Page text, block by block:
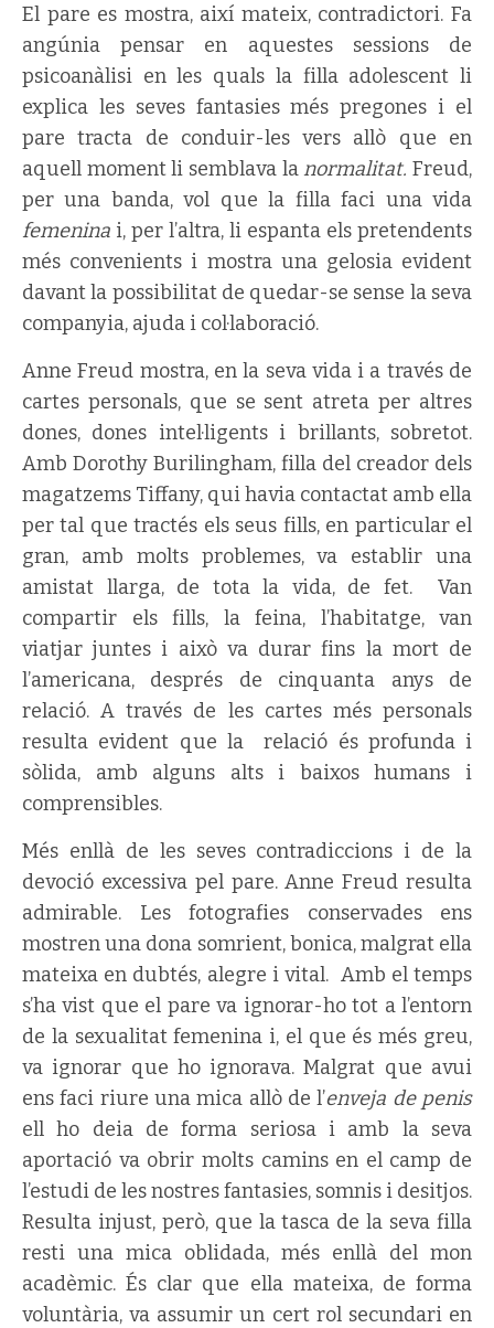
El pare es mostra, així mateix, contradictori. Fa
angúnia pensar en aquestes sessions de
psicoanàlisi en les quals la filla adolescent li
explica les seves fantasies més pregones i el
pare tracta de conduir-les vers allò que en
aquell moment li semblava lanormalitat.Freud,
per una banda, vol que la filla faci una vida
femenina i, per l’altra, li espanta els pretendents
més convenients i mostra una gelosia evident
davant la possibilitat de quedar-se sense la seva
companyia, ajuda i col·laboració.
Anne Freud mostra, en la seva vida i a través de
cartes personals, que se sent atreta per altres
dones, dones intel·ligents i brillants, sobretot.
Amb Dorothy Burilingham, filla del creador dels
magatzems Tiffany, qui havia contactat amb ella
per tal que tractés els seus fills, en particular el
gran, amb molts problemes, va establir una
amistat llarga, de tota la vida, de fet. Van
compartir els fills, la feina, l’habitatge, van
viatjar juntes i això va durar fins la mort de
l’americana, després de cinquanta anys de
relació. A través de les cartes més personals
resulta evident que la relació és profunda i
sòlida, amb alguns alts i baixos humans i
comprensibles.
Més enllà de les seves contradiccions i de la
devoció excessiva pel pare. Anne Freud resulta
admirable. Les fotografies conservades ens
mostren una dona somrient, bonica, malgrat ella
mateixa en dubtés, alegre i vital. Amb el temps
s’ha vist que el pare va ignorar-ho tot a l’entorn
de la sexualitat femenina i, el que és més greu,
va ignorar que ho ignorava. Malgrat que avui
ens faci riure una mica allò de l’enveja de penis
ell ho deia de forma seriosa i amb la seva
aportació va obrir molts camins en el camp de
l’estudi de les nostres fantasies, somnis i desitjos.
Resulta injust, però, que la tasca de la seva filla
resti una mica oblidada, més enllà del mon
acadèmic. És clar que ella mateixa, de forma
voluntària, va assumir un cert rol secundari en